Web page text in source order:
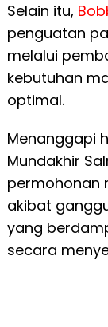
Selain itu,
penguatan
melalui
kebutuhan
optimal.
Menanggapi
Mundakhir
permohonan
akibat
yang
secara